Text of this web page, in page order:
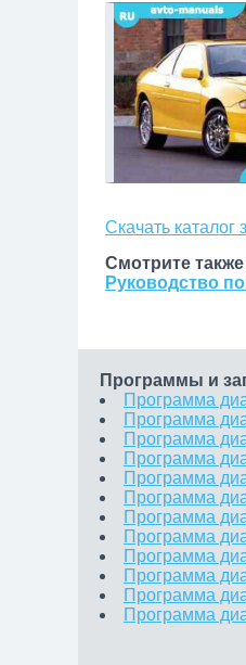
Скачать каталог
Смотрите
Руководство
Программы и
Программа
Программа
Программа
Программа
Программа
Программа
Программа
Программа
Программа
Программа
Программа
Программа